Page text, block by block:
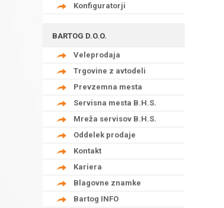
Konfiguratorji
BARTOG D.O.O.
Veleprodaja
Trgovine z avtodeli
Prevzemna mesta
Servisna mesta B.H.S.
Mreža servisov B.H.S.
Oddelek prodaje
Kontakt
Kariera
Blagovne znamke
Bartog INFO